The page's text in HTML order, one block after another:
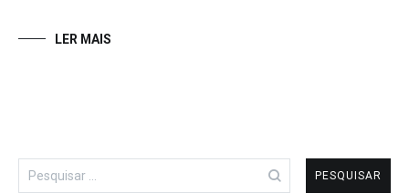
LER MAIS
Pesquisar
por: